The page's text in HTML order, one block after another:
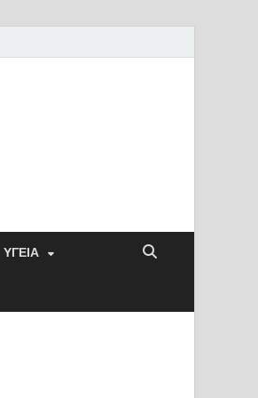
ΥΓΕΙΑ